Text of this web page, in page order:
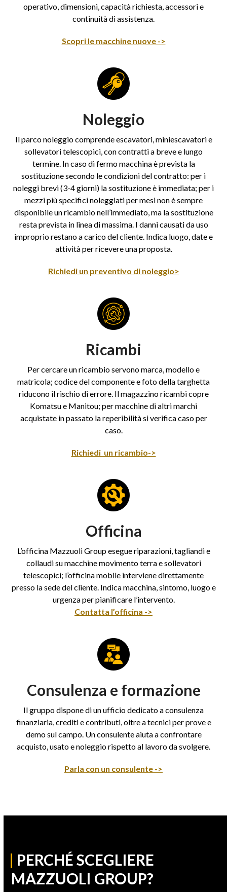
operativo, dimensioni, capacità richiesta, accessori e
continuità di assistenza.
Scopri le macchine nuove ->
Noleggio
Il parco noleggio comprende escavatori, miniescavatori e
sollevatori telescopici, con contratti a breve e lungo
termine. In caso di fermo macchina è prevista la
sostituzione secondo le condizioni del contratto: per i
noleggi brevi (3-4 giorni) la sostituzione è immediata; per i
mezzi più specifici noleggiati per mesi non è sempre
disponibile un ricambio nell’immediato, ma la sostituzione
resta prevista in linea di massima. I danni causati da uso
improprio restano a carico del cliente. Indica luogo, date e
attività per ricevere una proposta.
Richiedi un preventivo di noleggio>
Ricambi
Per cercare un ricambio servono marca, modello e
matricola; codice del componente e foto della targhetta
riducono il rischio di errore. Il magazzino ricambi copre
Komatsu e Manitou; per macchine di altri marchi
acquistate in passato la reperibilità si verifica caso per
caso.
Richiedi un ricambio->
Officina
L’officina Mazzuoli Group esegue riparazioni, tagliandi e
collaudi su macchine movimento terra e sollevatori
telescopici; l’officina mobile interviene direttamente
presso la sede del cliente. Indica macchina, sintomo, luogo e
urgenza per pianificare l’intervento.
Contatta l’officina ->
Consulenza e formazione
Il gruppo dispone di un ufficio dedicato a consulenza
finanziaria, crediti e contributi, oltre a tecnici per prove e
demo sul campo. Un consulente aiuta a confrontare
acquisto, usato e noleggio rispetto al lavoro da svolgere.
Parla con un consulente ->
| PERCHÉ SCEGLIERE
MAZZUOLI GROUP?